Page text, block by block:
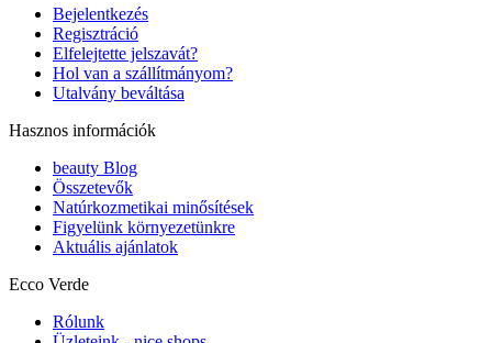
Bejelentkezés
Regisztráció
Elfelejtette jelszavát?
Hol van a szállítmányom?
Utalvány beváltása
Hasznos információk
beauty Blog
Összetevők
Natúrkozmetikai minősítések
Figyelünk környezetünkre
Aktuális ajánlatok
Ecco Verde
Rólunk